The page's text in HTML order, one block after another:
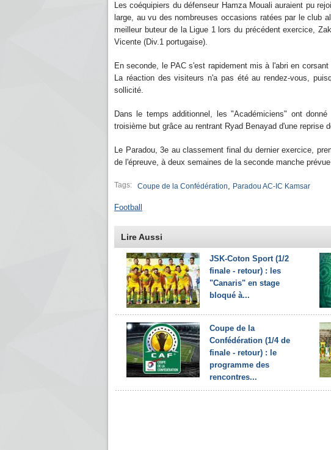
Les coéquipiers du défenseur Hamza Mouali auraient pu
large, au vu des nombreuses occasions ratées par le club
meilleur buteur de la Ligue 1 lors du précédent exercice,
Vicente (Div.1 portugaise).
En seconde, le PAC s'est rapidement mis à l'abri en
La réaction des visiteurs n'a pas été au rendez-vous,
sollicité.
Dans le temps additionnel, les "Académiciens" ont
troisième but grâce au rentrant Ryad Benayad d'une reprise
Le Paradou, 3e au classement final du dernier exercice,
de l'épreuve, à deux semaines de la seconde manche
Tags: Coupe de la Confédération, Paradou AC-IC Kamsar
Football
Lire Aussi
JSK-Coton Sport (1/2
finale - retour) : les
"Canaris" en stage
bloqué à...
Coupe de la
Confédération (1/4 de
finale - retour) : le
programme des
rencontres...